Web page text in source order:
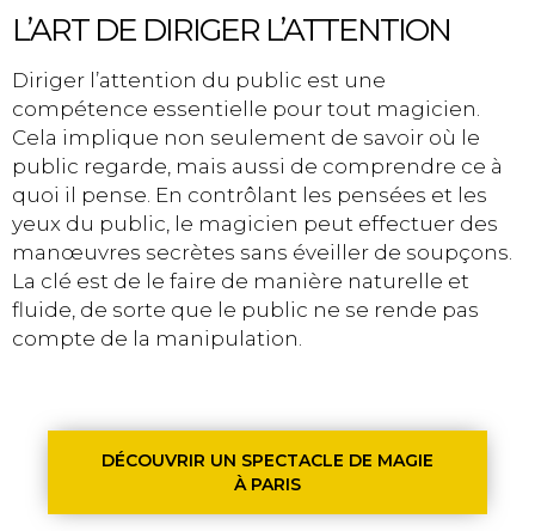
L’ART DE DIRIGER L’ATTENTION
Diriger l’attention du public est une
compétence essentielle pour tout magicien.
Cela implique non seulement de savoir où le
public regarde, mais aussi de comprendre ce à
quoi il pense. En contrôlant les pensées et les
yeux du public, le magicien peut effectuer des
manœuvres secrètes sans éveiller de soupçons.
La clé est de le faire de manière naturelle et
fluide, de sorte que le public ne se rende pas
compte de la manipulation.
DÉCOUVRIR UN SPECTACLE DE MAGIE
À PARIS